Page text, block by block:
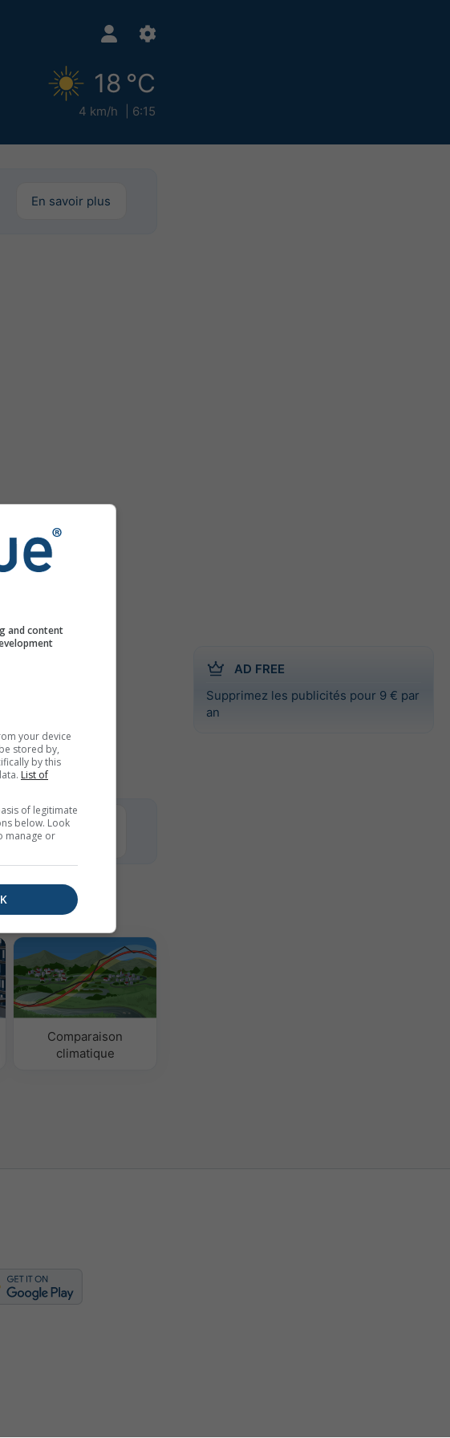
18 °C
4 km/h 6:15
AD FREE
Supprimez les publicités pour 9 € par
an
En savoir plus
Try it for
Basel
Comparaison
climatique
and content
your device
stored by,
by this
List of
of legitimate
below. Look
manage or